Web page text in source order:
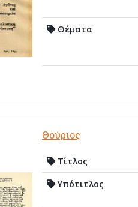
Θέματα
Θούριος
Τίτλος
Υπότιτλος